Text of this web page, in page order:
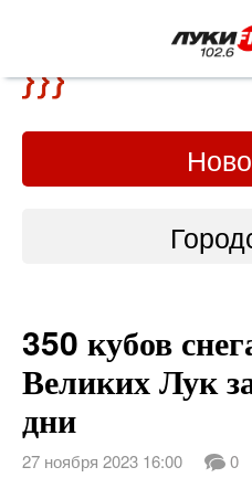
350 кубов
Великих Лук
дни
27 ноября 2023 16:00 0